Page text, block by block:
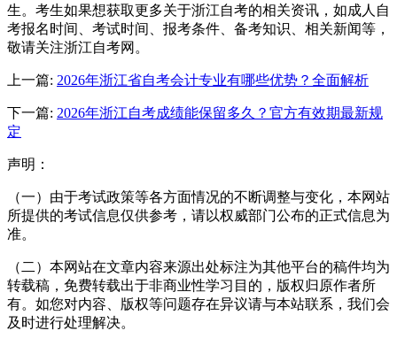
生。考生如果想获取更多关于浙江自考的相关资讯，如成人自
考报名时间、考试时间、报考条件、备考知识、相关新闻等，
敬请关注浙江自考网。
上一篇: 2026年浙江省自考会计专业有哪些优势？全面解析
下一篇: 2026年浙江自考成绩能保留多久？官方有效期最新规
定
声明：
（一）由于考试政策等各方面情况的不断调整与变化，本网站
所提供的考试信息仅供参考，请以权威部门公布的正式信息为
准。
（二）本网站在文章内容来源出处标注为其他平台的稿件均为
转载稿，免费转载出于非商业性学习目的，版权归原作者所
有。如您对内容、版权等问题存在异议请与本站联系，我们会
及时进行处理解决。